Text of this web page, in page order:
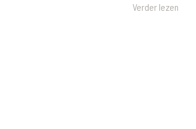
Verder lezen